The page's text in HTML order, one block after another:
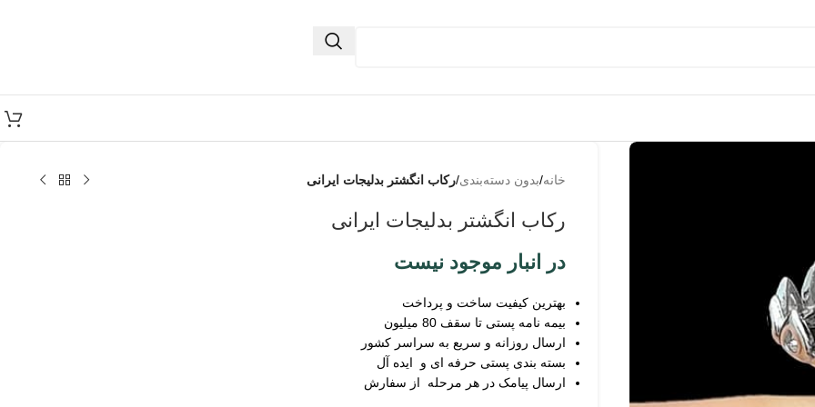
زمانیکه
موجود شد
خانه/بدون دسته‌بندی/رکاب انگشتر بدلیجات ایرانی
رکاب انگشتر بدلیجات ایرانی
در انبار موجود نیست
بهترین کیفیت ساخت و پرداخت
بیمه نامه پستی تا سقف 80 میلیون
ارسال روزانه و سریع به سراسر کشور
بسته بندی پستی حرفه ای و ایده آل
ارسال پیامک در هر مرحله از سفارش